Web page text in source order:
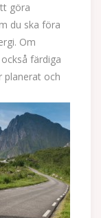
göra
du ska föra
Om
färdiga
planerat och